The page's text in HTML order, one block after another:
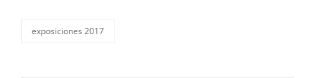
categorías
exposiciones 2017